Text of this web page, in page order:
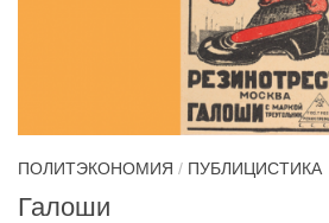
ПОЛИТЭКОНОМИЯ / ПУБЛИЦИСТИКА
Галоши